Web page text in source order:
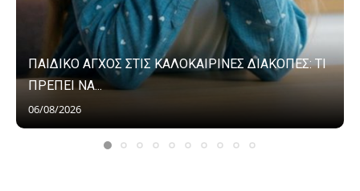
ΠΑΙΔΙΚΟ ΑΓΧΟΣ ΣΤΙΣ ΚΑΛΟΚΑΙΡΙΝΕΣ ΔΙΑΚΟΠΕΣ: ΤΙ
ΠΡΕΠΕΙ ΝΑ...
06/08/2026